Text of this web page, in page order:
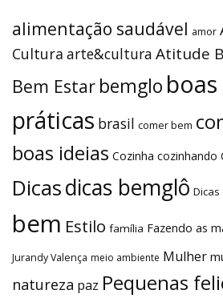
alimentação saudável amor
Cultura arte&cultura Atitude
Bem Estar bemglo
práticas brasil comer bem
boas ideias Cozinha cozinhando
Dicasdicas bemglô Dicas
bem Estilo família Fazendo as
Jurandy Valença meio ambiente Mulher
natureza paz Pequenas